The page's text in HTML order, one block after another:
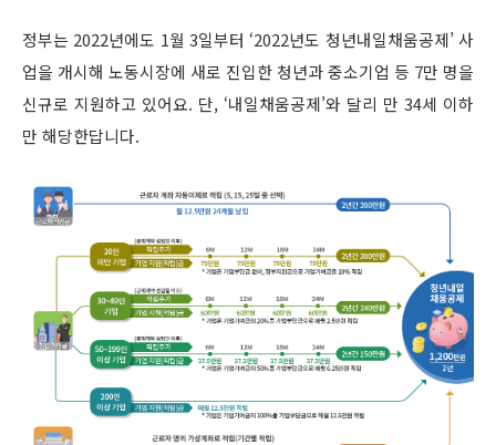
정부는 2022년에도 1월 3일부터 ‘2022년도 청년내일채움공제’ 사
업을 개시해 노동시장에 새로 진입한 청년과 중소기업 등 7만 명을
신규로 지원하고 있어요. 단, ‘내일채움공제’와 달리 만 34세 이하
만 해당한답니다.